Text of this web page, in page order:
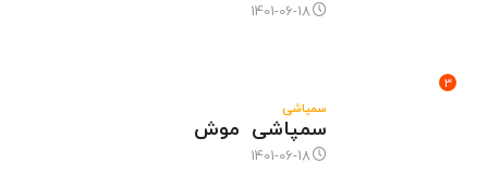
1401-06-18
3
سمپاشی
سمپاشی موش
1401-06-18